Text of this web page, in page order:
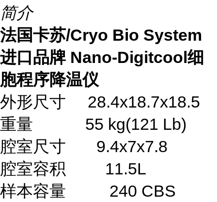
简介
法国卡苏/Cryo Bio System
进口品牌 Nano-Digitcool细
胞程序降温仪
外形尺寸 28.4x18.7x18.5
重量 55 kg(121 Lb)
腔室尺寸 9.4x7x7.8
腔室容积 11.5L
样本容量 240 CBS